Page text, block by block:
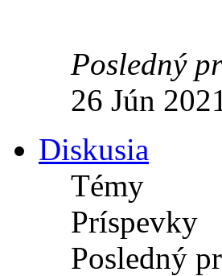
Posledný
26 Jún
Diskusia
Témy
Príspevky
Posledný